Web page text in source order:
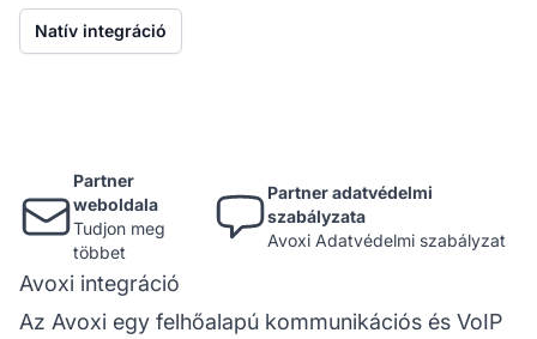
Natív integráció
Partner
weboldala
Tudjon meg
többet
Partner adatvédelmi
szabályzata
Avoxi Adatvédelmi szabályzat
Avoxi integráció
Az Avoxi egy felhőalapú kommunikációs és VoIP